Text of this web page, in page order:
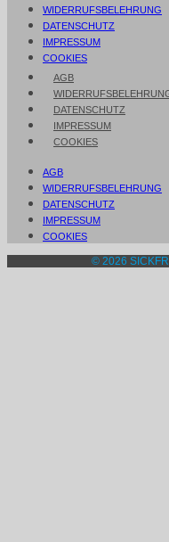
WIDERRUFSBELEHRUNG
DATENSCHUTZ
IMPRESSUM
COOKIES
AGB
DATENSCHUTZ
IMPRESSUM
COOKIES
AGB
WIDERRUFSBELEHRUNG
DATENSCHUTZ
IMPRESSUM
COOKIES
© 2026